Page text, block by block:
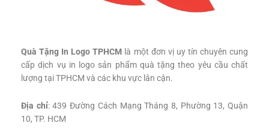
Quà Tặng In Logo TPHCM là một đơn vị uy tín chuyên cung
cấp dịch vụ in logo sản phẩm quà tặng theo yêu cầu chất
lượng tại TPHCM và các khu vực lân cận.
Địa chỉ: 439 Đường Cách Mạng Tháng 8, Phường 13, Quận
10, TP. HCM